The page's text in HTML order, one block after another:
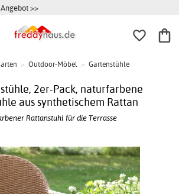
Angebot >>
> Outdoor-Möbel > Gartenstühle
2er-Pack, naturfarbene
aus synthetischem Rattan
Rattanstuhl für die Terrasse